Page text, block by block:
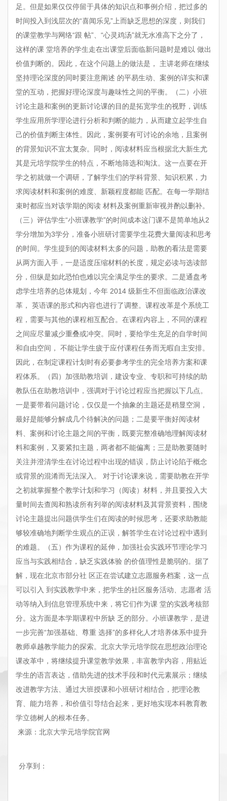
足。但是如果仅仅停留于具体的知识点和事例介绍，把过多的
时间投入到浅层次的“喜闻乐见”上而缺乏思想的深度，则我们
的课堂教学与网络“跟 帖”、“心灵鸡汤”就无水准高下之分了，
这样的课 堂培养的学生走在出课堂后面临新问题时是难以 做出
价值判断的。因此，在这个问题上的做法是， 主讲老师在继续
坚持理论深度的同时要注意阐述 的平易生动、案例的详实和课
堂的互动，把握好理论深度与趣味性之间的平衡。（二）小班
讨论主题和案例的更新讨论课的目的是拓宽学生的视野，训练
学生应用所学理论进行分析和判断的能力，从而建立起学生自
己的价值判断主体性。因此，案例要有可讨论的余地，且案例
的背景知识不宜太复杂。同时，阅读材料应当根据北大新生尤
其是元培学院学生的特点，不断地筛选和淘汰。这一点要在开
学之初就做一个调研，了解学生们的学科背景、知识积累，力
求阅读材料和案例的难度、新颖程度都能 匹配。在每一学期结
束时都应当对该学期的阅读 材料及案例重新审视并酌以删补。
（三）评估学生“小班课教学”的时间成本这门课不是简单地从2
学分增加为3学分，准备小班研讨需要学生花费大量阅读和思考
的时间。学生提到的阅读材料太多的问题，助教的看法是需要
从两方面入手，一是适度压缩材料的长度，规定必读与选读部
分，但纵是如此恐怕也难以完全满足学生的要求。二是通盘考
虑学生培养的总体规划，今年 2014 级新生不但面临政治课改
革， 英语课的形式和内容也进行了调整。课程改革是个系统工
程，需要与其他的课程相互配合。在课程内容上，不同的课程
之间应尽量减少重叠或冲突。同时，要给学生充足的自学时间
和自由空间， 不能让学生疲于应付课程任务而无暇自主安排。
因此，在制定课程计划时有必要参考学生的完全培养方案和课
程体系。（四）加强助教培训，建设专业、专职和可持续的助
教队伍在助教培训中，强调对于讨论过程应当把握以下几点。
一是要带着问题讨论，仅仅是一个抽象的主题还是稍显空洞，
最好是能够分解成几个待解决的问题；二是要平衡好阅读材
料、案例和讨论主题之间的平衡，既要完整准确地理解阅读材
料和案例，又要紧扣主题，两者都不能偏离；三是助教要随时
关注并澄清学生在讨论过程中出现的错误，防止讨论陷于概念
或背景的混淆而无法深入。 对于讨论课来说，需要助教在开学
之初就掌握整个教学计划和学习（阅读）材料，并且要投入大
量时间去查阅和熟读所有列举的阅读材料及其背景资料，围绕
讨论主题提出问题供学生们在阅读的时候思考，还要求助教能
够较准确地判断学生观点的正误，解答学生在讨论过程中遇到
的难题。（五）作为课程的延伸，加强社会实践环节理论学习
应当与实践相结合，缺乏实践体验 的价值理性是脆弱的。据了
解，现在北京市部分社 区正在尝试建立志愿服务档案，这一点
可以引入 到实践教学中来，把学生的社区服务活动、志愿者 活
动等纳入到信息管理系统中来，将它们作为课 堂的实践考核部
分。这方面是本学期课程中所缺 乏的部分。小班课教学，是进
一步完善“加强基础、尊重 选择”的多样化人才培养体系中提升
教师卓越教学能力的探索。北京大学元培学院在思想政治理论
课改革中，将继续提升课堂教学效果，丰富教学内容，用贴近
学生的语言表达，借助先进的技术手段和时代元素展示；继续
改进教学方法、通过大班授课和小班研讨相结合，把理论教
育、能力培养，和价值引导结合起来，更好地实现本科教育教
学立德树人的根本任务。
来源 ： 北京大学元培学院官网
分享到：